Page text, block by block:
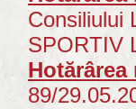
Consiliului
SPORTIV
Hotărârea
89/